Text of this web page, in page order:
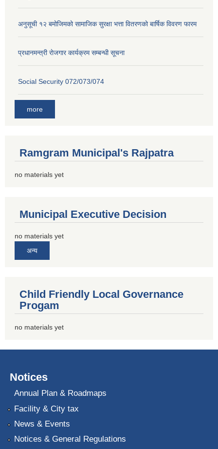
अनुसूची १२ बमोजिमको सामाजिक सुरक्षा भत्ता वितरणको बार्षिक विवरण फारम
प्रधानमन्त्री राेजगार कार्यक्रम सम्बन्धी सूचना
Social Security 072/073/074
more
Ramgram Municipal's Rajpatra
no materials yet
Municipal Executive Decision
no materials yet
अन्य
Child Friendly Local Governance
Progam
no materials yet
Notices
Annual Plan & Roadmaps
Facility & City tax
News & Events
Notices & General Regulations